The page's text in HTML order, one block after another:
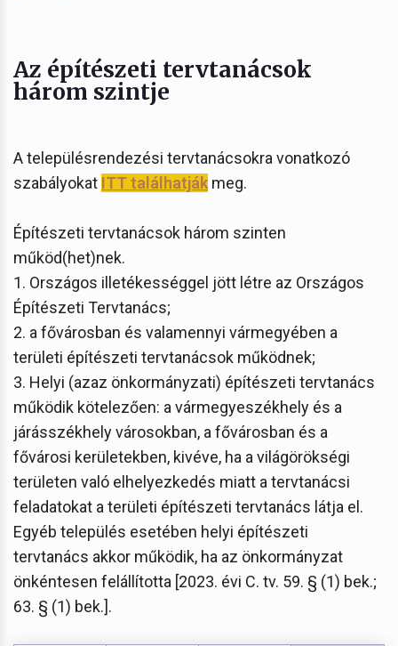
Az építészeti tervtanácsok
három szintje
A településrendezési tervtanácsokra vonatkozó
szabályokat ITT találhatják meg.
Építészeti tervtanácsok három szinten
működ(het)nek.
1. Országos illetékességgel jött létre az Országos
Építészeti Tervtanács;
2. a fővárosban és valamennyi vármegyében a
területi építészeti tervtanácsok működnek;
3. Helyi (azaz önkormányzati) építészeti tervtanács
működik kötelezően: a vármegyeszékhely és a
járásszékhely városokban, a fővárosban és a
fővárosi kerületekben, kivéve, ha a világörökségi
területen való elhelyezkedés miatt a tervtanácsi
feladatokat a területi építészeti tervtanács látja el.
Egyéb település esetében helyi építészeti
tervtanács akkor működik, ha az önkormányzat
önkéntesen felállította [2023. évi C. tv. 59. § (1) bek.;
63. § (1) bek.].